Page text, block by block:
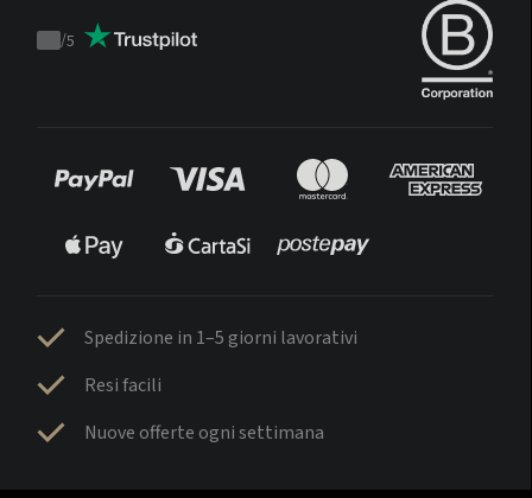
Trustpilot
/5
Spedizione in 1–5 giorni lavorativi
Resi facili
Nuove offerte ogni settimana